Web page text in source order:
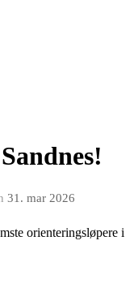
31. mar 2026
orienteringsløpere i